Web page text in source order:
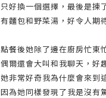
只好換一個選擇，最後是揀
有麵包和野菜湯，好令人期
點餐後她除了邊在廚房忙東
偶爾還會大叫和我聊天，好
她非常好奇我為什麼會來到
因為她同樣發現了我是沒有